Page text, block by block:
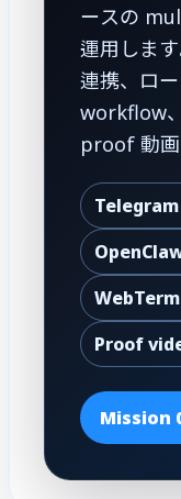
ースの
運用しま
連携、ロ
workflow
proof 動画
Proof
Mission